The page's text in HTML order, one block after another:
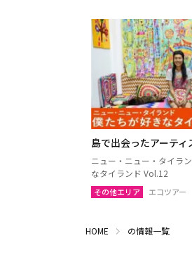
プーケット
ランタ島（クラ
カオラック（
ナコーンシータ
ラノーン
スラーターニー
島で出会ったアーティ
ニュー・ニュー・タイラ
なタイランド Vol.12
その他エリア エコツアー
HOME の情報一覧